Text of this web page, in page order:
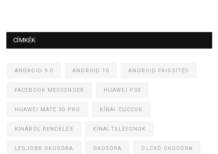
CÍMKÉK
ANDROID 9.0 ANDROID 10 ANDROID FRISSÍTÉS
FACEBOOK MESSENGER HUAWEI P30
HUAWEI MATE 30 PRO KÍNAI CUCCOK
KÍNÁBÓL RENDELÉS KÍNAI TELEFONOK
LEGJOBB OKOSÓRA OKOSÓRA OLCSÓ OKOSÓRA